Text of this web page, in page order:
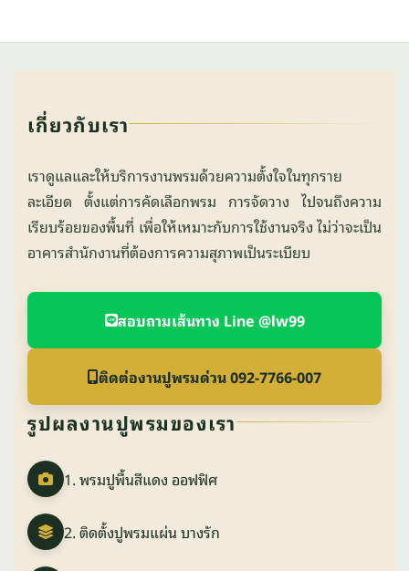
เกี่ยวกับเรา
เราดูแลและให้บริการงานพรมด้วยความตั้งใจในทุกราย
ละเอียด ตั้งแต่การคัดเลือกพรม การจัดวาง ไปจนถึงความ
เรียบร้อยของพื้นที่ เพื่อให้เหมาะกับการใช้งานจริง ไม่ว่าจะเป็น
อาคารสำนักงานที่ต้องการความสุภาพเป็นระเบียบ
สอบถามเส้นทาง Line @lw99
ติดต่องานปูพรมด่วน 092-7766-007
รูปผลงานปูพรมของเรา
1. พรมปูพื้นสีแดง ออฟฟิศ
2. ติดตั้งปูพรมแผ่น บางรัก